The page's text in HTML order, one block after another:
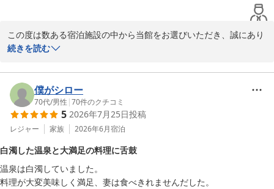
ホテルラフォーレ那須
この度は数ある宿泊施設の中から当館をお選びいただき、誠にあり
がとうございました。
最上階のお部屋からの景色や、御用邸付近ならではの特別な雰囲気
をお楽しみいただけたとのこと、大変嬉しく拝読いたしました。
また、ご夕食につきましてもお楽しみいただき、思い出に残るご滞
在となりましたことを光栄に存じます。
敵に拝見いたしました。硫黄泉でも癒しの時間をお過ごしいただけ
たようで何よりでございます。
続きを読む
僕がシロー
70代/男性 |70件のクチコミ
5 2026年7月25日投稿
レジャー 家族 2026年6月宿泊
白濁した温泉と大満足の料理に舌鼓
温泉は白濁していました。
料理が大変美味しく満足、妻は食べきれませんだした。